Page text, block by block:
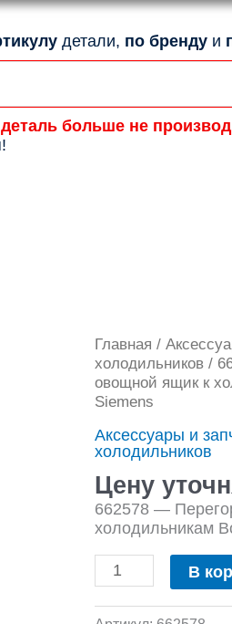
детали, по бренду и
больше не
Главная /
холодильников/
овощной ящик к
Siemens
Аксессуары и
холодильников
Цену
662578 —
холодильникам
Количество
товара
662578
-
в
овощной
ящик
к
холодильникам
Bosch
и
Siemens
В